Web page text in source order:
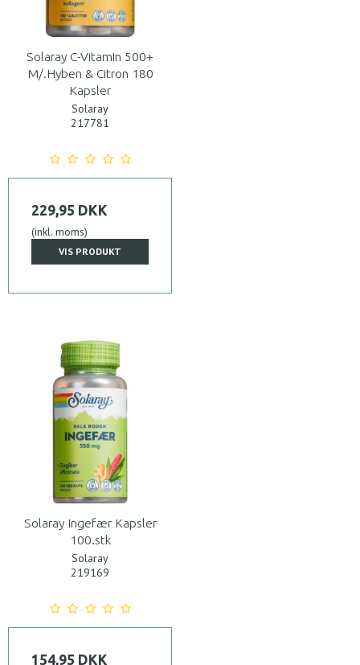
Solaray C-Vitamin 500+
M/.Hyben & Citron 180
Kapsler
Solaray
217781
229,95 DKK
(inkl. moms)
VIS PRODUKT
Solaray Ingefær Kapsler
100.stk
Solaray
219169
154,95 DKK